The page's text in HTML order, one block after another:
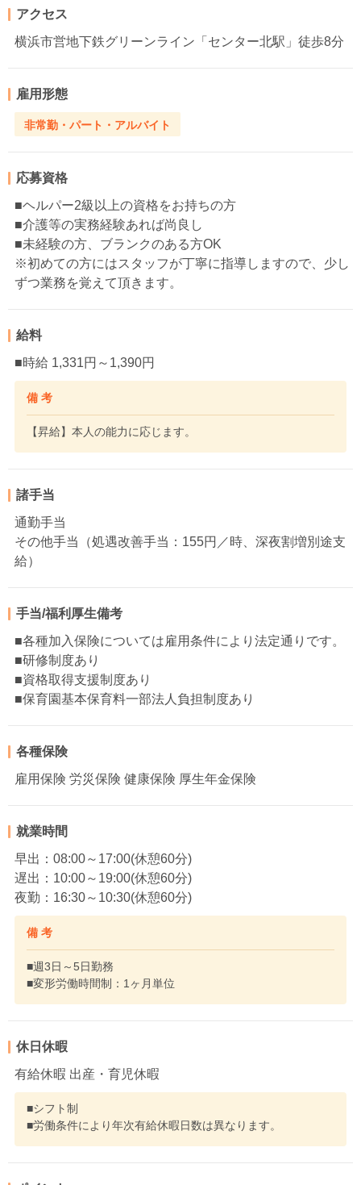
アクセス
横浜市営地下鉄グリーンライン「センター北駅」徒歩8分
雇用形態
非常勤・パート・アルバイト
応募資格
■ヘルパー2級以上の資格をお持ちの方
■介護等の実務経験あれば尚良し
■未経験の方、ブランクのある方OK
※初めての方にはスタッフが丁寧に指導しますので、少し
ずつ業務を覚えて頂きます。
給料
■時給 1,331円～1,390円
備 考
【昇給】本人の能力に応じます。
諸手当
通勤手当
その他手当（処遇改善手当：155円／時、深夜割増別途支
給）
手当/福利厚生備考
■各種加入保険については雇用条件により法定通りです。
■研修制度あり
■資格取得支援制度あり
■保育園基本保育料一部法人負担制度あり
各種保険
雇用保険 労災保険 健康保険 厚生年金保険
就業時間
早出：08:00～17:00(休憩60分)
遅出：10:00～19:00(休憩60分)
夜勤：16:30～10:30(休憩60分)
備 考
■週3日～5日勤務
■変形労働時間制：1ヶ月単位
休日休暇
有給休暇 出産・育児休暇
■シフト制
■労働条件により年次有給休暇日数は異なります。